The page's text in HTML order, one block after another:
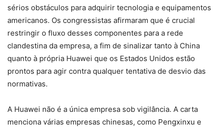
sérios obstáculos para adquirir tecnologia e equipamentos
americanos. Os congressistas afirmaram que é crucial
restringir o fluxo desses componentes para a rede
clandestina da empresa, a fim de sinalizar tanto à China
quanto à própria Huawei que os Estados Unidos estão
prontos para agir contra qualquer tentativa de desvio das
normativas.
A Huawei não é a única empresa sob vigilância. A carta
menciona várias empresas chinesas, como Pengxinxu e